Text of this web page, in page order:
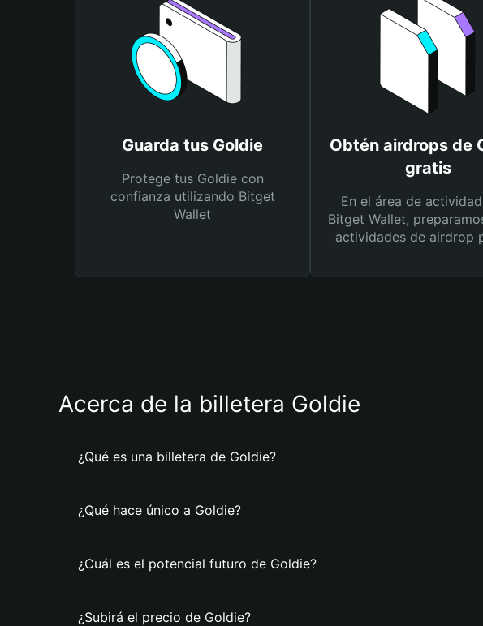
Guarda tus Goldie
Protege tus Goldie con
confianza utilizando Bitget
Wallet
Obtén airdrops de
gratis
En el área de
Bitget Wallet,
actividades de airdrop
Acerca de la billetera Goldie
¿Qué es una billetera de Goldie?
¿Qué hace único a Goldie?
¿Cuál es el potencial futuro de Goldie?
¿Subirá el precio de Goldie?